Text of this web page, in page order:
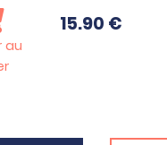
au
15.90 €